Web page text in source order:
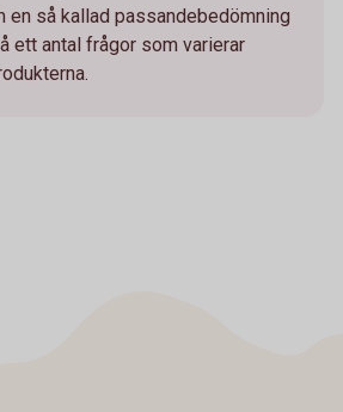
en så kallad passandebedömning
ett antal frågor som varierar